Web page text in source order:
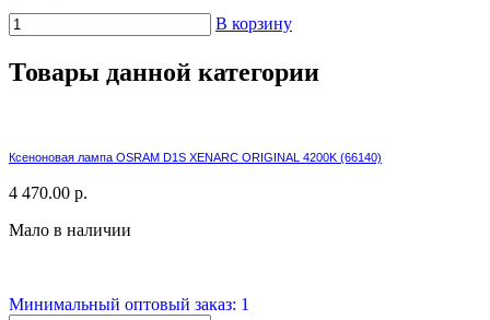
В корзину
Товары данной категории
Ксеноновая лампа OSRAM D1S XENARC ORIGINAL 4200K (66140)
4 470.00 р.
Мало в наличии
Минимальный оптовый заказ: 1